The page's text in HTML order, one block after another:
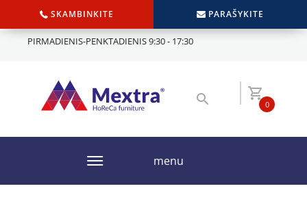
SKAMBINKITE PARAŠYKITE
PIRMADIENIS-PENKTADIENIS 9:30 - 17:30
0
menu